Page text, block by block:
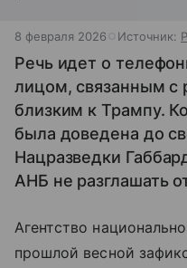
8 февраля 2026 Источник:
Речь идет о
лицом, связанным с
близким к Трампу.
была доведена до
Нацразведки
АНБ не разглашать
Агентство
прошлой весной